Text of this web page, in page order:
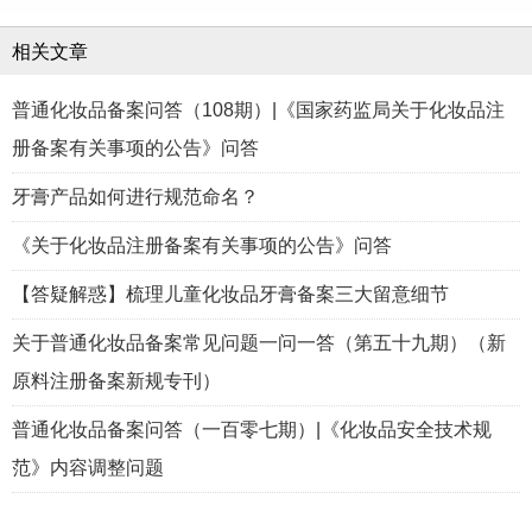
相关文章
普通化妆品备案问答（108期）|《国家药监局关于化妆品注
册备案有关事项的公告》问答
牙膏产品如何进行规范命名？
《关于化妆品注册备案有关事项的公告》问答
【答疑解惑】梳理儿童化妆品牙膏备案三大留意细节
关于普通化妆品备案常见问题一问一答（第五十九期）（新
原料注册备案新规专刊）
普通化妆品备案问答（一百零七期）|《化妆品安全技术规
范》内容调整问题